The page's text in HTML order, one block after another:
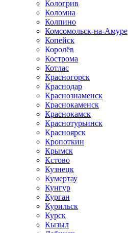
Кологрив
Коломна
Колпино
Комсомольск-на-Амуре
Копейск
Королёв
Кострома
Котлас
Красногорск
Краснодар
Краснознаменск
Краснокаменск
Краснокамск
Краснотурьинск
Красноярск
Кропоткин
Крымск
Кстово
Кузнецк
Кумертау
Кунгур
Курган
Курильск
Курск
Кызыл